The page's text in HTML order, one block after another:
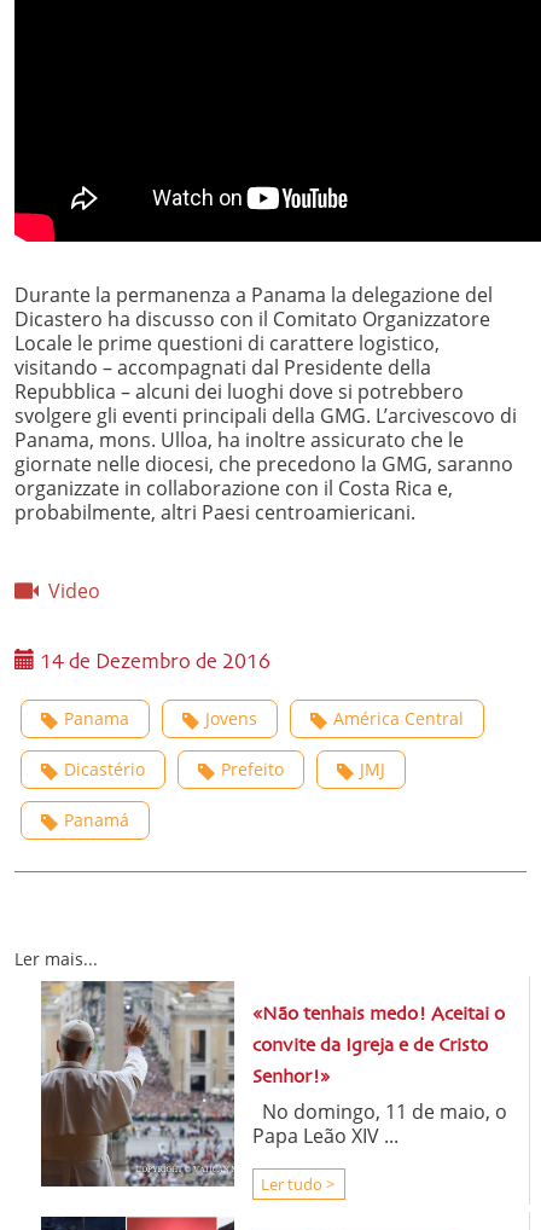
Durante la permanenza a Panama la delegazione del
Dicastero ha discusso con il Comitato Organizzatore
Locale le prime questioni di carattere logistico,
visitando – accompagnati dal Presidente della
Repubblica – alcuni dei luoghi dove si potrebbero
svolgere gli eventi principali della GMG. L’arcivescovo di
Panama, mons. Ulloa, ha inoltre assicurato che le
giornate nelle diocesi, che precedono la GMG, saranno
organizzate in collaborazione con il Costa Rica e,
probabilmente, altri Paesi centroamiericani.
Video
14 de Dezembro de 2016
Panama Jovens América Central
Dicastério Prefeito JMJ
Panamá
Ler mais...
«Não tenhais medo! Aceitai o
convite da Igreja e de Cristo
Senhor!»
No domingo, 11 de maio, o
Papa Leão XIV ...
Ler tudo >